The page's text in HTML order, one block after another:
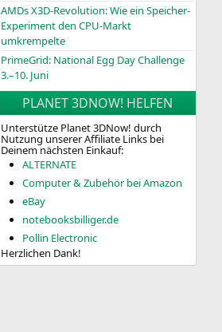
AMDs X3D-Revolution: Wie ein Speicher-
Experiment den CPU-Markt
umkrempelte
PrimeGrid: National Egg Day Challenge
3.–10. Juni
PLANET 3DNOW! HELFEN
Unterstütze Planet 3DNow! durch
Nutzung unserer Affiliate Links bei
Deinem nächsten Einkauf:
ALTERNATE
Computer & Zubehör bei Amazon
eBay
notebooksbilliger.de
Pollin Electronic
Herzlichen Dank!